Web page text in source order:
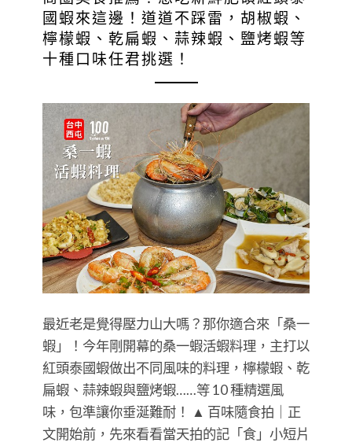
國蝦來這邊！道道不踩雷，胡椒蝦、
檸檬蝦、乾扁蝦、蒜辣蝦、鹽烤蝦等
十種口味任君挑選！
最近老是覺得壓力山大嗎？那你適合來「桑一
蝦」！今年剛開幕的桑一蝦活蝦料理，主打以
紅頭泰國蝦做出不同風味的料理，檸檬蝦、乾
扁蝦、蒜辣蝦與鹽烤蝦……等 10 種精選風
味，包準讓你垂涎難耐！ ▲ 百味隨食拍｜正
文開始前，先來看看當天拍的記「食」小短片